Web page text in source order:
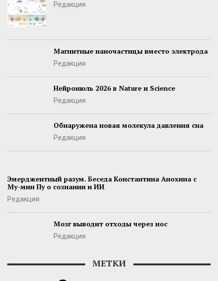
Редакция
Магнитные наночастицы вместо электрода
Редакция
Нейроиюль 2026 в Nature и Science
Редакция
Обнаружена новая молекула давления сна
Редакция
Эмерджентный разум. Беседа Константина Анохина с
Му-мин Пу о сознании и ИИ
Редакция
Мозг выводит отходы через нос
Редакция
МЕТКИ